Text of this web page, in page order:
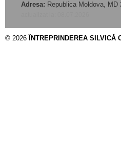
Adresa: Republica Moldova,
© 2026 ÎNTREPRINDEREA SILVICĂ